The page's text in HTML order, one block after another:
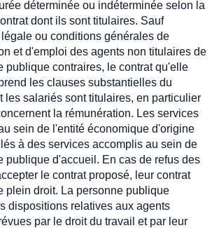
déterminée ou indéterminée selon la
dont ils sont titulaires. Sauf
ou conditions générales de
et d'emploi des agents non titulaires de
publique contraires, le contrat qu'elle
les clauses substantielles du
les salariés sont titulaires, en particulier
la rémunération. Les services
sein de l'entité économique d'origine
à des services accomplis au sein de
publique d'accueil. En cas de refus des
le contrat proposé, leur contrat
plein droit. La personne publique
dispositions relatives aux agents
par le droit du travail et par leur